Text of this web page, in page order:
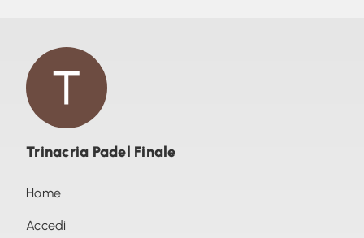
Trinacria Padel Finale
Home
Accedi